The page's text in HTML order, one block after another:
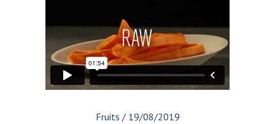
Fruits / 19/08/2019